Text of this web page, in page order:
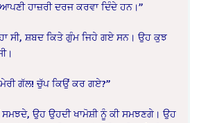
ਹਾਜ਼ਰੀ ਦਰਜ ਕਰਵਾ ਦਿੰਦੇ ਹਨ।”
ਸੀ, ਸ਼ਬਦ ਕਿਤੇ ਗੁੰਮ ਜਿਹੇ ਗਏ ਸਨ। ਉਹ ਕੁਝ
ਗੱਲ! ਚੁੱਪ ਕਿਉਂ ਕਰ ਗਏ?”
ਉਹ ਉਹਦੀ ਖਾਮੋਸ਼ੀ ਨੂੰ ਕੀ ਸਮਝਣਗੇ। ਉਹ